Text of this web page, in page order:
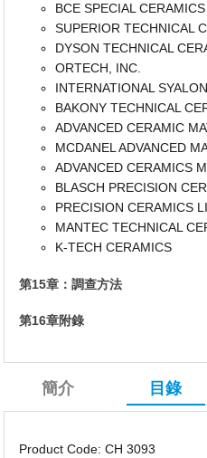
BCE SPECIAL
SUPERIOR TECHNICAL
DYSON TECHNICAL
ORTECH, INC.
INTERNATIONAL
BAKONY TECHNICAL
ADVANCED CERAMIC
MCDANEL ADVANCED
ADVANCED CERAMICS
BLASCH PRECISION
PRECISION CERAMICS
MANTEC TECHNICAL
K-TECH CERAMICS
第15章：調查方法
第16章附錄
簡介 目錄
Product Code: CH 3093